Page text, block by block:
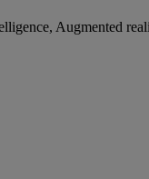
Augmented